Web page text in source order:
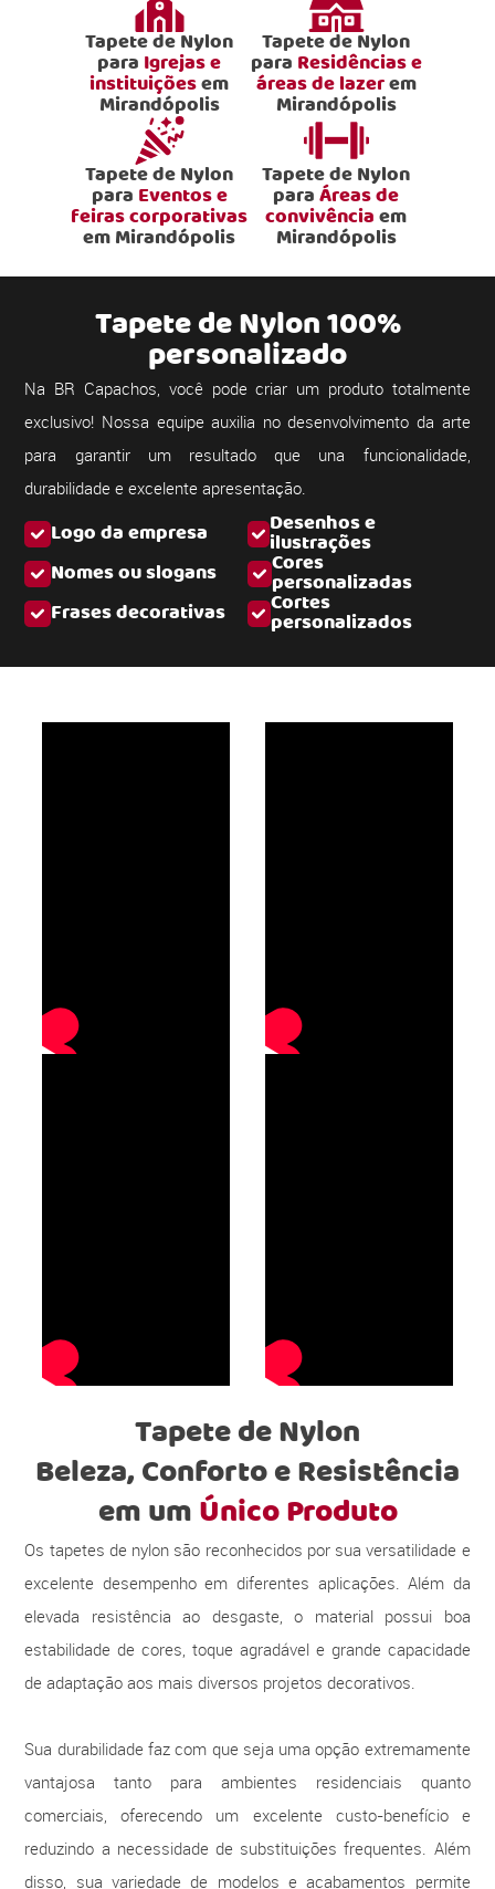
Tapete de Nylon
para Igrejas e
instituiçõesem
Mirandópolis
Tapete de Nylon
para Residências e
áreas de lazerem
Mirandópolis
Tapete de Nylon
para Eventos e
feiras corporativas
em Mirandópolis
Tapete de Nylon
paraÁreas de
convivênciaem
Mirandópolis
Logo da empresa Desenhos e
ilustrações
Nomes ou slogans
Cores
personalizadas
Frases decorativas
Cortes
personalizados
Tapete de Nylon 100%
personalizado
Na BR Capachos, você pode criar um produto totalmente
exclusivo! Nossa equipe auxilia no desenvolvimento da arte
para garantir um resultado que una funcionalidade,
durabilidade e excelente apresentação.
Tapete de Nylon
Beleza, Conforto e Resistência
em umÚnico Produto
Os tapetes de nylon são reconhecidos por sua versatilidade e
excelente desempenho em diferentes aplicações. Além da
elevada resistência ao desgaste, o material possui boa
estabilidade de cores, toque agradável e grande capacidade
de adaptação aos mais diversos projetos decorativos.
Sua durabilidade faz com que seja uma opção extremamente
vantajosa tanto para ambientes residenciais quanto
comerciais, oferecendo um excelente custo-benefício e
reduzindo a necessidade de substituições frequentes. Além
disso, sua variedade de modelos e acabamentos permite